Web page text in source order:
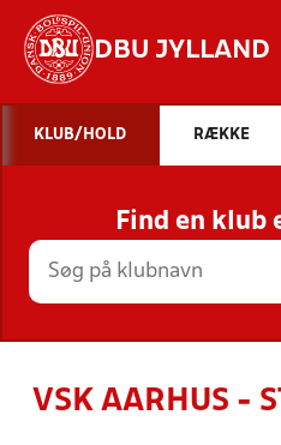
DBU JYLLAND
STILLINGER,
KLUB/HOLD RÆKKE
Find en klub
VSK AARHUS -